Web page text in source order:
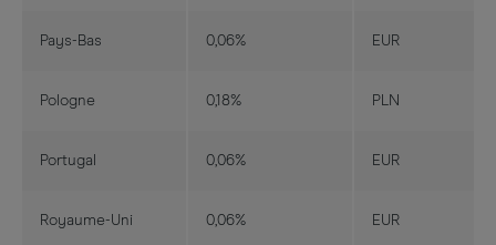
Pays-Bas 0,06% EUR
Pologne 0,18% PLN
Portugal 0,06% EUR
Royaume-Uni 0,06% EUR